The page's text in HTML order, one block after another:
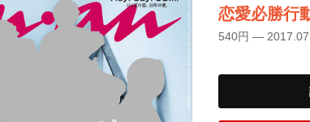
恋愛必勝行
540円 —